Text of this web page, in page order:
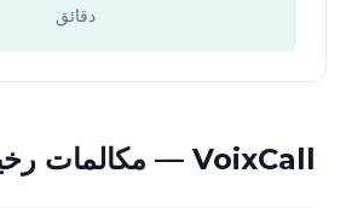
دقائق
مكالمات رخيصة إلى قبرص — VoixCall